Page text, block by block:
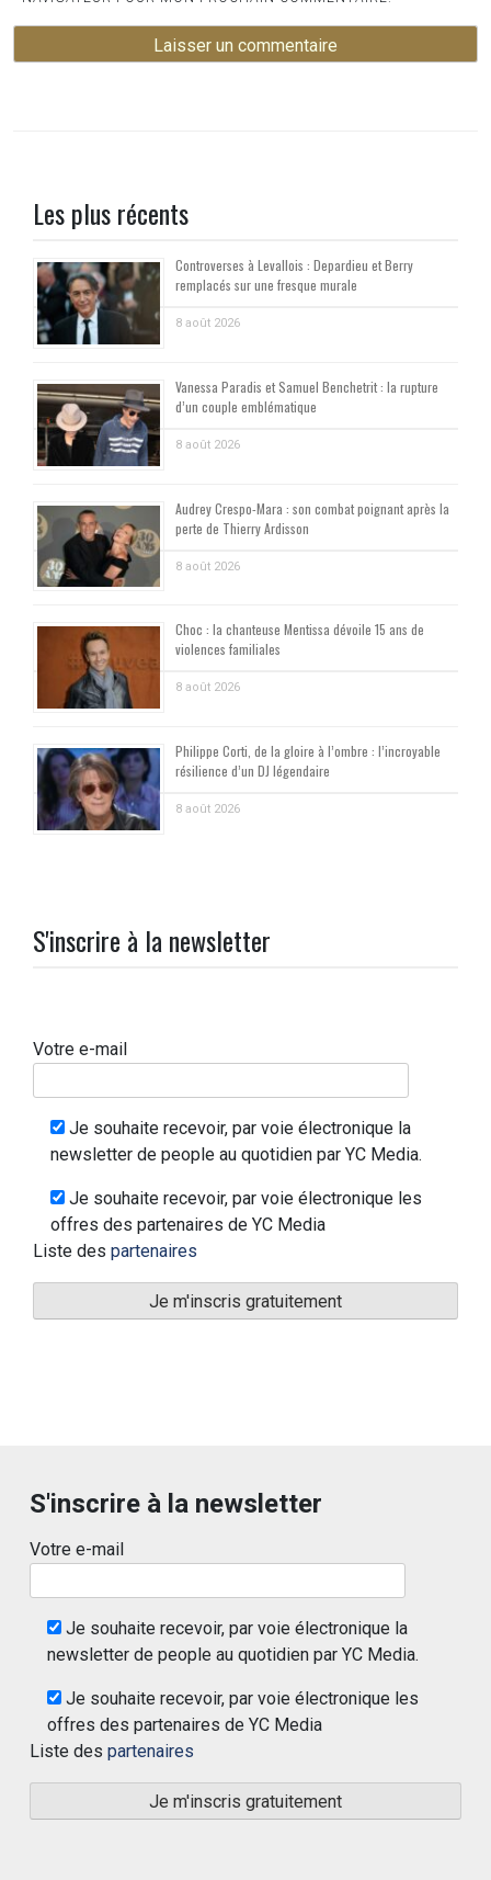
Les plus récents
Controverses à Levallois : Depardieu et Berry
remplacés sur une fresque murale
8 août 2026
Vanessa Paradis et Samuel Benchetrit : la rupture
d’un couple emblématique
8 août 2026
Audrey Crespo-Mara : son combat poignant après la
perte de Thierry Ardisson
8 août 2026
Choc : la chanteuse Mentissa dévoile 15 ans de
violences familiales
8 août 2026
Philippe Corti, de la gloire à l’ombre : l’incroyable
résilience d’un DJ légendaire
8 août 2026
S'inscrire à la newsletter
Votre e-mail
Je souhaite recevoir, par voie électronique la
newsletter de people au quotidien par YC Media.
Je souhaite recevoir, par voie électronique les
offres des partenaires de YC Media
Liste des partenaires
S'inscrire à la newsletter
Votre e-mail
Je souhaite recevoir, par voie électronique la
newsletter de people au quotidien par YC Media.
Je souhaite recevoir, par voie électronique les
offres des partenaires de YC Media
Liste des partenaires